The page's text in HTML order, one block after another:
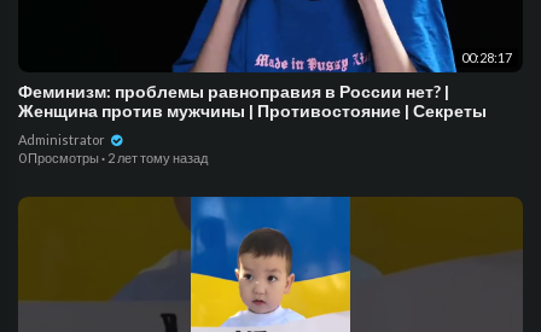
00:28:17
Феминизм: проблемы равноправия в России нет? |
Женщина против мужчины | Противостояние | Секреты
Administrator
0 Просмотры · 2 лет тому назад